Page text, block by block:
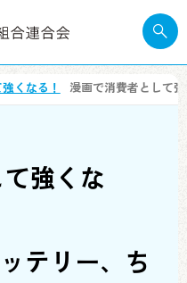
くなる！ 漫画で消費者として
強くな
テリー、ち